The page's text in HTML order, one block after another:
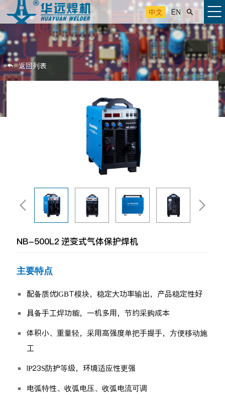
中文 EN 
 返回列表


NB-500L2 逆变式气体保护焊机
主要特点
配备质优IGBT模块，稳定大功率输出，产品稳定性好
具备手工焊功能，一机多用，节约采购成本
体积小、重量轻，采用高强度单把手提手，方便移动施
工
IP23S防护等级，环境适应性更强
电弧特性、收弧电压、收弧电流可调